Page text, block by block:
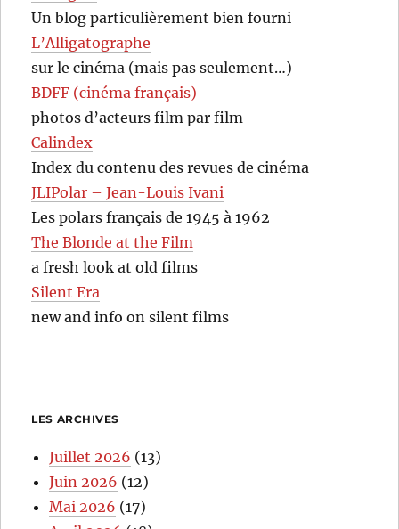
Un blog particulièrement bien fourni
L’Alligatographe
sur le cinéma (mais pas seulement…)
BDFF (cinéma français)
photos d’acteurs film par film
Calindex
Index du contenu des revues de cinéma
JLIPolar – Jean-Louis Ivani
Les polars français de 1945 à 1962
The Blonde at the Film
a fresh look at old films
Silent Era
new and info on silent films
LES ARCHIVES
Juillet 2026 (13)
Juin 2026 (12)
Mai 2026 (17)